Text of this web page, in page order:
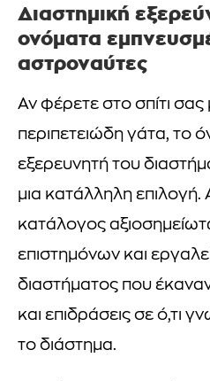
Διαστημική
ονόματα
αστροναύτες
Αν φέρετε στο σπίτι σας
περιπετειώδη γάτα, το
εξερευνητή του
μια κατάλληλη επιλογή.
κατάλογος
επιστημόνων και
διαστήματος που
και επιδράσεις σε ό,τι
το διάστημα.